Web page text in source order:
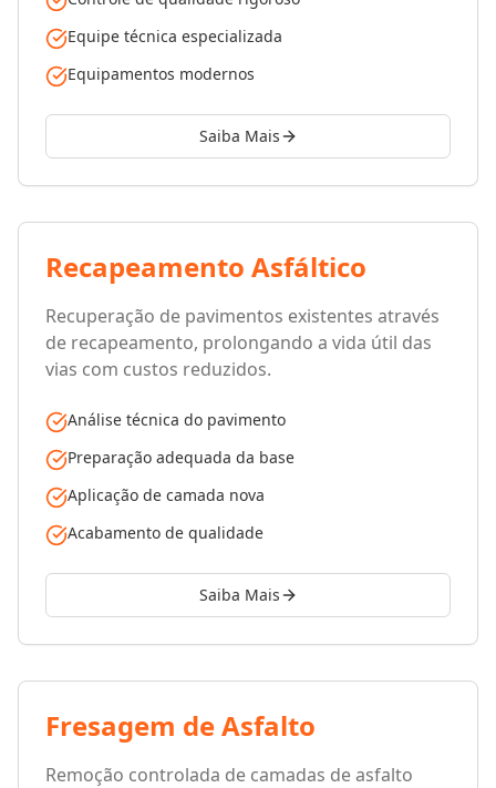
Equipe técnica especializada
Equipamentos modernos
Saiba Mais
Recapeamento Asfáltico
Recuperação de pavimentos existentes através
de recapeamento, prolongando a vida útil das
vias com custos reduzidos.
Análise técnica do pavimento
Preparação adequada da base
Aplicação de camada nova
Acabamento de qualidade
Saiba Mais
Fresagem de Asfalto
Remoção controlada de camadas de asfalto